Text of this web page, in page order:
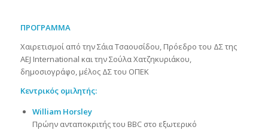
ΠΡΟΓΡΑΜΜΑ
Χαιρετισμοί από την Σάια Τσαουσίδου, Πρόεδρο του ΔΣ της
AEJ International και την Σούλα Χατζηκυριάκου,
δημοσιογράφο, μέλος ΔΣ του ΟΠΕΚ
Κεντρικός ομιλητής:
WilliamHorsley
Πρώην ανταποκριτής του BBC στο εξωτερικό